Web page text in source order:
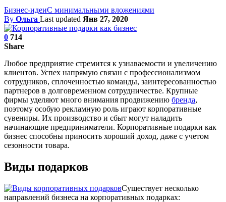
Бизнес-идеиС минимальными вложениями
By Ольга Last updated Янв 27, 2020
0 714
Share
Любое предприятие стремится к узнаваемости и увеличению
клиентов. Успех напрямую связан с профессионализмом
сотрудников, сплоченностью команды, заинтересованностью
партнеров в долговременном сотрудничестве. Крупные
фирмы уделяют много внимания продвижению бренда,
поэтому особую рекламную роль играют корпоративные
сувениры. Их производство и сбыт могут наладить
начинающие предприниматели. Корпоративные подарки как
бизнес способны приносить хороший доход, даже с учетом
сезонности товара.
Виды подарков
Существует несколько
направлений бизнеса на корпоративных подарках: